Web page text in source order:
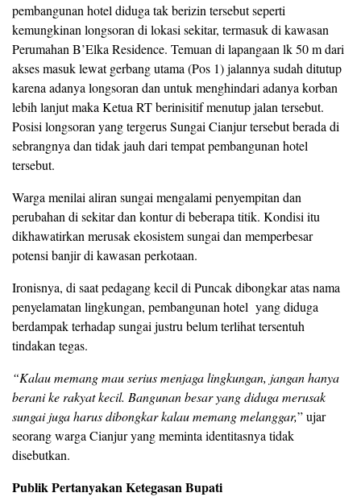
pembangunan hotel diduga tak berizin tersebut seperti
kemungkinan longsoran di lokasi sekitar, termasuk di kawasan
Perumahan B’Elka Residence. Temuan di lapangaan lk 50 m dari
akses masuk lewat gerbang utama (Pos 1) jalannya sudah ditutup
karena adanya longsoran dan untuk menghindari adanya korban
lebih lanjut maka Ketua RT berinisitif menutup jalan tersebut.
Posisi longsoran yang tergerus Sungai Cianjur tersebut berada di
sebrangnya dan tidak jauh dari tempat pembangunan hotel
tersebut.
Warga menilai aliran sungai mengalami penyempitan dan
perubahan di sekitar dan kontur di beberapa titik. Kondisi itu
dikhawatirkan merusak ekosistem sungai dan memperbesar
potensi banjir di kawasan perkotaan.
Ironisnya, di saat pedagang kecil di Puncak dibongkar atas nama
penyelamatan lingkungan, pembangunan hotel yang diduga
berdampak terhadap sungai justru belum terlihat tersentuh
tindakan tegas.
“Kalau memang mau serius menjaga lingkungan, jangan hanya
berani ke rakyat kecil. Bangunan besar yang diduga merusak
sungai juga harus dibongkar kalau memang melanggar,” ujar
seorang warga Cianjur yang meminta identitasnya tidak
disebutkan.
Publik Pertanyakan Ketegasan Bupati